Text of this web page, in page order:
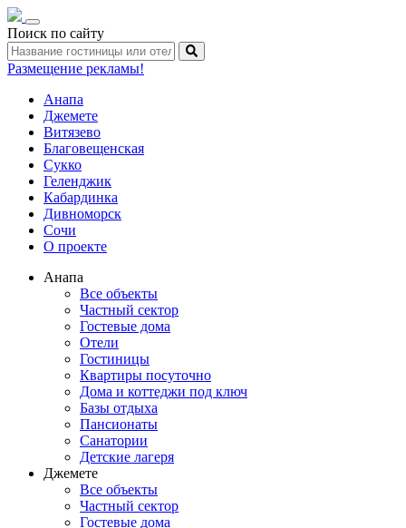
Toggle
navigation
Поиск по сайту
Размещение рекламы!
Анапа
Джемете
Витязево
Благовещенская
Сукко
Геленджик
Кабардинка
Дивноморск
Сочи
О проекте
Анапа
Все объекты
Частный сектор
Гостевые дома
Отели
Гостиницы
Квартиры посуточно
Дома и коттеджи под ключ
Базы отдыха
Пансионаты
Санатории
Детские лагеря
Джемете
Все объекты
Частный сектор
Гостевые дома